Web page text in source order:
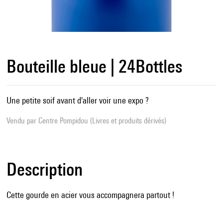
Bouteille bleue | 24Bottles
Une petite soif avant d'aller voir une expo ?
Vendu par Centre Pompidou (Livres et produits dérivés)
Description
Cette gourde en acier vous accompagnera partout !